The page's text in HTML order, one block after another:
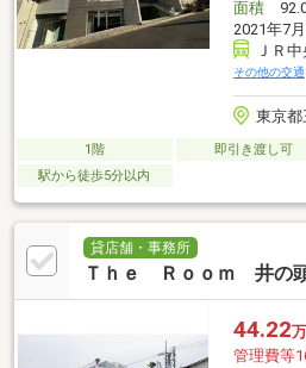
面積
2021年7
ＪＲ
その他の交通
東京都
1階 即引き渡し可
駅から徒歩5分以内
貸店舗・事務所
Ｔｈｅ Ｒｏｏｍ 井の
44.22
管理費等